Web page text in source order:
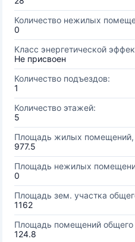
Количество нежилых
0
Класс энергетической
Не присвоен
Количество подъездов:
1
Количество этажей:
5
Площадь жилых помещений,
977.5
Площадь нежилых
0
Площадь зем. участка
1162
Площадь помещений
124.8